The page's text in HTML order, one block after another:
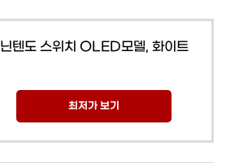
닌텐도 스위치 OLED모델, 화이트
최저가 보기